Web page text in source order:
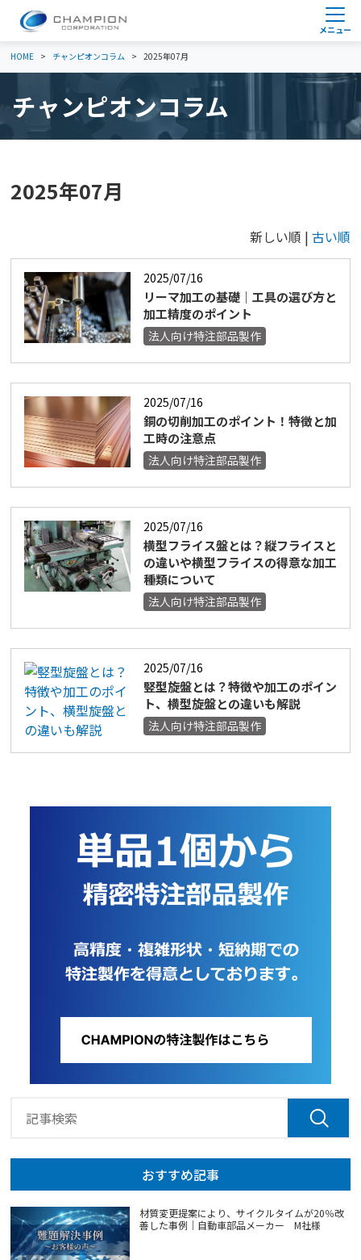
HOME チャンピオンコラム 2025年07月
チャンピオンコラム
2025年07月
新しい順 | 古い順
2025/07/16
リーマ加工の基礎｜工具の選び方と
加工精度のポイント
法人向け特注部品製作
2025/07/16
銅の切削加工のポイント！特徴と加
工時の注意点
法人向け特注部品製作
2025/07/16
横型フライス盤とは？縦フライスと
の違いや横型フライスの得意な加工
種類について
法人向け特注部品製作
2025/07/16
竪型旋盤とは？特徴や加工のポイン
ト、横型旋盤との違いも解説
法人向け特注部品製作
おすすめ記事
材質変更提案により、サイクルタイムが20％改
善した事例｜自動車部品メーカー M社様